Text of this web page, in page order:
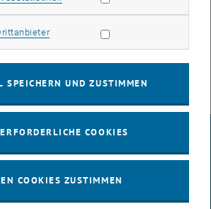
, öffnet eine externe URL in
IMPRESSUM
Marketing Cookies zulassen
SPEICHERN UND ZUSTIMMEN
COOKIES
COOKIES ZUSTIMMEN